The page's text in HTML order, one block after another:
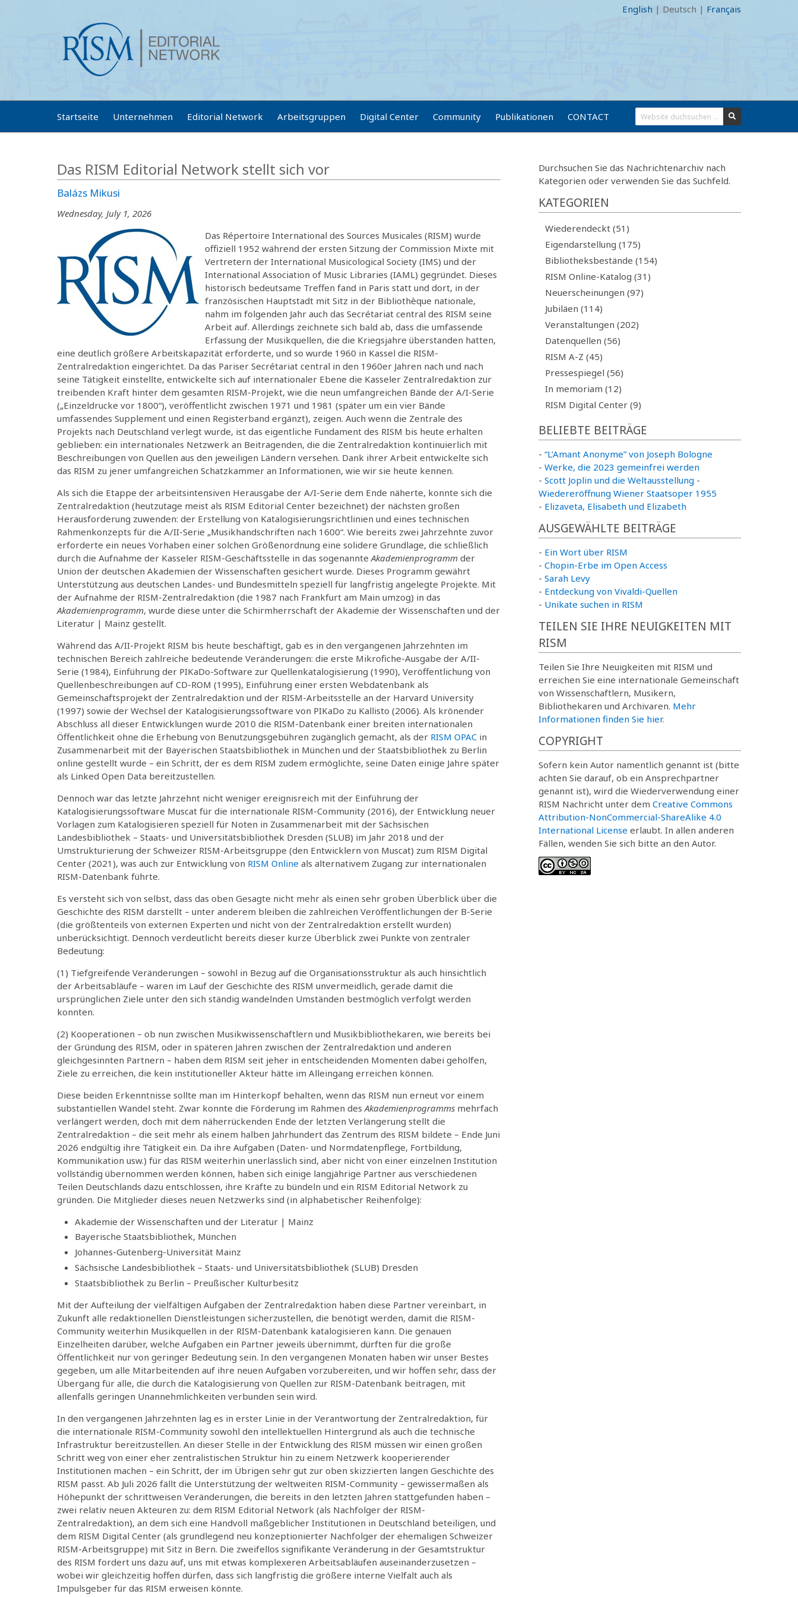
English | Deutsch | Français
Startseite Unternehmen Editorial Network Arbeitsgruppen Digital Center Community Publikationen CONTACT
Das RISM Editorial Network stellt sich vor
Balázs Mikusi
Wednesday, July 1, 2026
Das Répertoire International des Sources Musicales (RISM) wurde
offiziell 1952 während der ersten Sitzung der Commission Mixte mit
Vertretern der International Musicological Society (IMS) und der
International Association of Music Libraries (IAML) gegründet. Dieses
historisch bedeutsame Treffen fand in Paris statt und dort, in der
französischen Hauptstadt mit Sitz in der Bibliothèque nationale,
nahm im folgenden Jahr auch das Secrétariat central des RISM seine
Arbeit auf. Allerdings zeichnete sich bald ab, dass die umfassende
Erfassung der Musikquellen, die die Kriegsjahre überstanden hatten,
eine deutlich größere Arbeitskapazität erforderte, und so wurde 1960 in Kassel die RISM-
Zentralredaktion eingerichtet. Da das Pariser Secrétariat central in den 1960er Jahren nach und nach
seine Tätigkeit einstellte, entwickelte sich auf internationaler Ebene die Kasseler Zentralredaktion zur
treibenden Kraft hinter dem gesamten RISM-Projekt, wie die neun umfangreichen Bände der A/I-Serie
(„Einzeldrucke vor 1800“), veröffentlicht zwischen 1971 und 1981 (später um ein vier Bände
umfassendes Supplement und einen Registerband ergänzt), zeigen. Auch wenn die Zentrale des
Projekts nach Deutschland verlegt wurde, ist das eigentliche Fundament des RISM bis heute erhalten
geblieben: ein internationales Netzwerk an Beitragenden, die die Zentralredaktion kontinuierlich mit
Beschreibungen von Quellen aus den jeweiligen Ländern versehen. Dank ihrer Arbeit entwickelte sich
das RISM zu jener umfangreichen Schatzkammer an Informationen, wie wir sie heute kennen.
Als sich die Etappe der arbeitsintensiven Herausgabe der A/I-Serie dem Ende näherte, konnte sich die
Zentralredaktion (heutzutage meist als RISM Editorial Center bezeichnet) der nächsten großen
Herausforderung zuwenden: der Erstellung von Katalogisierungsrichtlinien und eines technischen
Rahmenkonzepts für die A/II-Serie „Musikhandschriften nach 1600“. Wie bereits zwei Jahrzehnte zuvor
erforderte ein neues Vorhaben einer solchen Größenordnung eine solidere Grundlage, die schließlich
durch die Aufnahme der Kasseler RISM-Geschäftsstelle in das sogenannte Akademienprogramm der
Union der deutschen Akademien der Wissenschaften gesichert wurde. Dieses Programm gewährt
Unterstützung aus deutschen Landes- und Bundesmitteln speziell für langfristig angelegte Projekte. Mit
der Aufnahme der RISM-Zentralredaktion (die 1987 nach Frankfurt am Main umzog) in das
Akademienprogramm, wurde diese unter die Schirmherrschaft der Akademie der Wissenschaften und der
Literatur | Mainz gestellt.
Während das A/II-Projekt RISM bis heute beschäftigt, gab es in den vergangenen Jahrzehnten im
technischen Bereich zahlreiche bedeutende Veränderungen: die erste Mikrofiche-Ausgabe der A/II-
Serie (1984), Einführung der PIKaDo-Software zur Quellenkatalogisierung (1990), Veröffentlichung von
Quellenbeschreibungen auf CD-ROM (1995), Einführung einer ersten Webdatenbank als
Gemeinschaftsprojekt der Zentralredaktion und der RISM-Arbeitsstelle an der Harvard University
(1997) sowie der Wechsel der Katalogisierungssoftware von PIKaDo zu Kallisto (2006). Als krönender
Abschluss all dieser Entwicklungen wurde 2010 die RISM-Datenbank einer breiten internationalen
Öffentlichkeit ohne die Erhebung von Benutzungsgebühren zugänglich gemacht, als der RISM OPAC in
Zusammenarbeit mit der Bayerischen Staatsbibliothek in München und der Staatsbibliothek zu Berlin
online gestellt wurde – ein Schritt, der es dem RISM zudem ermöglichte, seine Daten einige Jahre später
als Linked Open Data bereitzustellen.
Dennoch war das letzte Jahrzehnt nicht weniger ereignisreich mit der Einführung der
Katalogisierungssoftware Muscat für die internationale RISM-Community (2016), der Entwicklung neuer
Vorlagen zum Katalogisieren speziell für Noten in Zusammenarbeit mit der Sächsischen
Landesbibliothek – Staats- und Universitätsbibliothek Dresden (SLUB) im Jahr 2018 und der
Umstrukturierung der Schweizer RISM-Arbeitsgruppe (den Entwicklern von Muscat) zum RISM Digital
Center (2021), was auch zur Entwicklung von RISM Online als alternativem Zugang zur internationalen
RISM-Datenbank führte.
Es versteht sich von selbst, dass das oben Gesagte nicht mehr als einen sehr groben Überblick über die
Geschichte des RISM darstellt – unter anderem bleiben die zahlreichen Veröffentlichungen der B-Serie
(die größtenteils von externen Experten und nicht von der Zentralredaktion erstellt wurden)
unberücksichtigt. Dennoch verdeutlicht bereits dieser kurze Überblick zwei Punkte von zentraler
Bedeutung:
(1) Tiefgreifende Veränderungen – sowohl in Bezug auf die Organisationsstruktur als auch hinsichtlich
der Arbeitsabläufe – waren im Lauf der Geschichte des RISM unvermeidlich, gerade damit die
ursprünglichen Ziele unter den sich ständig wandelnden Umständen bestmöglich verfolgt werden
konnten.
(2) Kooperationen – ob nun zwischen Musikwissenschaftlern und Musikbibliothekaren, wie bereits bei
der Gründung des RISM, oder in späteren Jahren zwischen der Zentralredaktion und anderen
gleichgesinnten Partnern – haben dem RISM seit jeher in entscheidenden Momenten dabei geholfen,
Ziele zu erreichen, die kein institutioneller Akteur hätte im Alleingang erreichen können.
Diese beiden Erkenntnisse sollte man im Hinterkopf behalten, wenn das RISM nun erneut vor einem
substantiellen Wandel steht. Zwar konnte die Förderung im Rahmen des Akademienprogramms mehrfach
verlängert werden, doch mit dem näherrückenden Ende der letzten Verlängerung stellt die
Zentralredaktion – die seit mehr als einem halben Jahrhundert das Zentrum des RISM bildete – Ende Juni
2026 endgültig ihre Tätigkeit ein. Da ihre Aufgaben (Daten- und Normdatenpflege, Fortbildung,
Kommunikation usw.) für das RISM weiterhin unerlässlich sind, aber nicht von einer einzelnen Institution
vollständig übernommen werden können, haben sich einige langjährige Partner aus verschiedenen
Teilen Deutschlands dazu entschlossen, ihre Kräfte zu bündeln und ein RISM Editorial Network zu
gründen. Die Mitglieder dieses neuen Netzwerks sind (in alphabetischer Reihenfolge):
Akademie der Wissenschaften und der Literatur | Mainz
Bayerische Staatsbibliothek, München
Johannes-Gutenberg-Universität Mainz
Sächsische Landesbibliothek – Staats- und Universitätsbibliothek (SLUB) Dresden
Staatsbibliothek zu Berlin – Preußischer Kulturbesitz
Mit der Aufteilung der vielfältigen Aufgaben der Zentralredaktion haben diese Partner vereinbart, in
Zukunft alle redaktionellen Dienstleistungen sicherzustellen, die benötigt werden, damit die RISM-
Community weiterhin Musikquellen in der RISM-Datenbank katalogisieren kann. Die genauen
Einzelheiten darüber, welche Aufgaben ein Partner jeweils übernimmt, dürften für die große
Öffentlichkeit nur von geringer Bedeutung sein. In den vergangenen Monaten haben wir unser Bestes
gegeben, um alle Mitarbeitenden auf ihre neuen Aufgaben vorzubereiten, und wir hoffen sehr, dass der
Übergang für alle, die durch die Katalogisierung von Quellen zur RISM-Datenbank beitragen, mit
allenfalls geringen Unannehmlichkeiten verbunden sein wird.
In den vergangenen Jahrzehnten lag es in erster Linie in der Verantwortung der Zentralredaktion, für
die internationale RISM-Community sowohl den intellektuellen Hintergrund als auch die technische
Infrastruktur bereitzustellen. An dieser Stelle in der Entwicklung des RISM müssen wir einen großen
Schritt weg von einer eher zentralistischen Struktur hin zu einem Netzwerk kooperierender
Institutionen machen – ein Schritt, der im Übrigen sehr gut zur oben skizzierten langen Geschichte des
RISM passt. Ab Juli 2026 fällt die Unterstützung der weltweiten RISM-Community – gewissermaßen als
Höhepunkt der schrittweisen Veränderungen, die bereits in den letzten Jahren stattgefunden haben –
zwei relativ neuen Akteuren zu: dem RISM Editorial Network (als Nachfolger der RISM-
Zentralredaktion), an dem sich eine Handvoll maßgeblicher Institutionen in Deutschland beteiligen, und
dem RISM Digital Center (als grundlegend neu konzeptionierter Nachfolger der ehemaligen Schweizer
RISM-Arbeitsgruppe) mit Sitz in Bern. Die zweifellos signifikante Veränderung in der Gesamtstruktur
des RISM fordert uns dazu auf, uns mit etwas komplexeren Arbeitsabläufen auseinanderzusetzen –
wobei wir gleichzeitig hoffen dürfen, dass sich langfristig die größere interne Vielfalt auch als
Impulsgeber für das RISM erweisen könnte.
Durchsuchen Sie das Nachrichtenarchiv nach
Kategorien oder verwenden Sie das Suchfeld.
KATEGORIEN
Wiederendeckt (51)
Eigendarstellung (175)
Bibliotheksbestände (154)
RISM Online-Katalog (31)
Neuerscheinungen (97)
Jubiläen (114)
Veranstaltungen (202)
Datenquellen (56)
RISM A-Z (45)
Pressespiegel (56)
In memoriam (12)
RISM Digital Center (9)
BELIEBTE BEITRÄGE
- “L’Amant Anonyme” von Joseph Bologne
- Werke, die 2023 gemeinfrei werden
- Scott Joplin und die Weltausstellung -
Wiedereröffnung Wiener Staatsoper 1955
- Elizaveta, Elisabeth und Elizabeth
AUSGEWÄHLTE BEITRÄGE
- Ein Wort über RISM
- Chopin-Erbe im Open Access
- Sarah Levy
- Entdeckung von Vivaldi-Quellen
- Unikate suchen in RISM
TEILEN SIE IHRE NEUIGKEITEN MIT
RISM
Teilen Sie Ihre Neuigkeiten mit RISM und
erreichen Sie eine internationale Gemeinschaft
von Wissenschaftlern, Musikern,
Bibliothekaren und Archivaren. Mehr
Informationen finden Sie hier.
COPYRIGHT
Sofern kein Autor namentlich genannt ist (bitte
achten Sie darauf, ob ein Ansprechpartner
genannt ist), wird die Wiederverwendung einer
RISM Nachricht unter dem Creative Commons
Attribution-NonCommercial-ShareAlike 4.0
International License erlaubt. In allen anderen
Fällen, wenden Sie sich bitte an den Autor.